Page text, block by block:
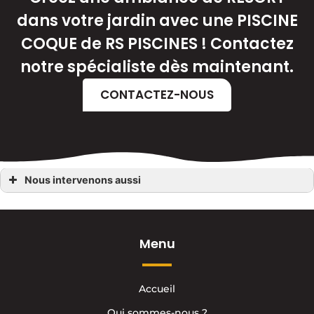
dans votre jardin avec une PISCINE
COQUE de RS PISCINES ! Contactez
notre spécialiste dès maintenant.
CONTACTEZ-NOUS
Nous intervenons aussi
Menu
Accueil